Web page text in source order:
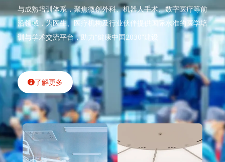
与成熟培训体系，聚焦微创外科、机器人手术、数字医疗等前
沿领域，为医生、医疗机构及行业伙伴提供国际水准的医学培
训与学术交流平台，助力“健康中国2030”建设
了解更多